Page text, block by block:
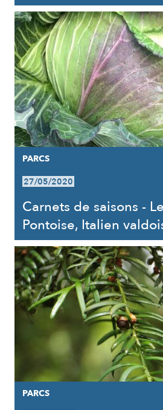
PARCS
27/05/2020
Carnets de saisons -
Pontoise, Italien
PARCS